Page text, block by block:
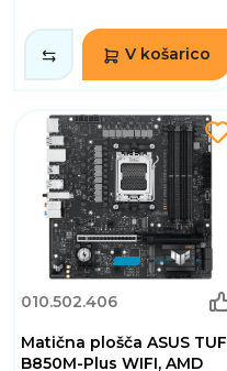
V košarico
010.502.406
Matična plošča ASUS TUF
B850M-Plus WIFI, AMD